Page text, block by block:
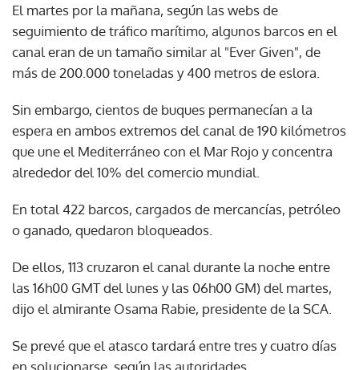
El martes por la mañana, según las webs de
seguimiento de tráfico marítimo, algunos barcos en el
canal eran de un tamaño similar al "Ever Given", de
más de 200.000 toneladas y 400 metros de eslora.
Sin embargo, cientos de buques permanecían a la
espera en ambos extremos del canal de 190 kilómetros
que une el Mediterráneo con el Mar Rojo y concentra
alrededor del 10% del comercio mundial.
En total 422 barcos, cargados de mercancías, petróleo
o ganado, quedaron bloqueados.
De ellos, 113 cruzaron el canal durante la noche entre
las 16h00 GMT del lunes y las 06h00 GM) del martes,
dijo el almirante Osama Rabie, presidente de la SCA.
Se prevé que el atasco tardará entre tres y cuatro días
en solucionarse, según las autoridades.